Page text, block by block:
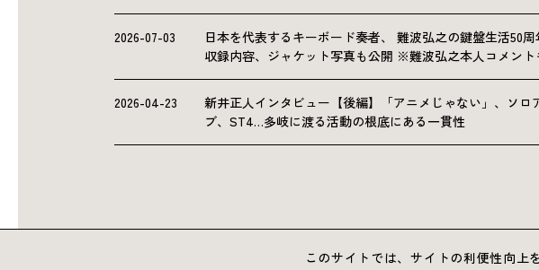
2026-07-03
日本を代表するキーボード奏者、 難波弘之の鍵盤生活50
収録内容、ジャケット写真も公開 ※難波弘之本人コメント
2026-04-23
新井正人インタビュー【後編】「アニメじゃない」、ソロ
ブ、ST4…多岐に渡る活動の根底にある一貫性
このサイトでは、サイトの利便性向上